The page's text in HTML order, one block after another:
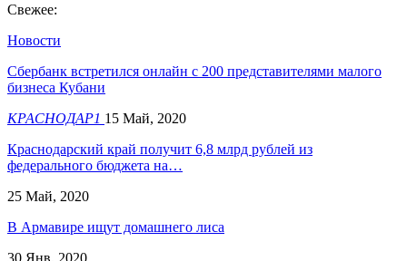
Свежее:
Новости
Сбербанк встретился онлайн с 200 представителями малого
бизнеса Кубани
КРАСНОДАР1 15 Май, 2020
Краснодарский край получит 6,8 млрд рублей из
федерального бюджета на…
25 Май, 2020
В Армавире ищут домашнего лиса
30 Янв, 2020